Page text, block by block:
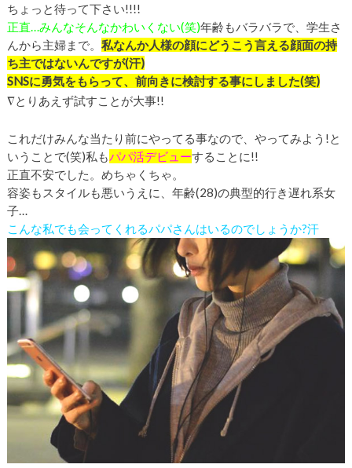
ちょっと待って下さい!!!!
正直…みんなそんなかわいくない(笑)年齢もバラバラで、学生さ
んから主婦まで。 私なんか人様の顔にどうこう言える顔面の持
ち主ではないんですが(汗)
SNSに勇気をもらって、前向きに検討する事にしました(笑)
∇とりあえず試すことが大事!!
これだけみんな当たり前にやってる事なので、やってみよう!と
いうことで(笑)私もパパ活デビューすることに!!
正直不安でした。めちゃくちゃ。
容姿もスタイルも悪いうえに、年齢(28)の典型的行き遅れ系女
子…
こんな私でも会ってくれるパパさんはいるのでしょうか?汗